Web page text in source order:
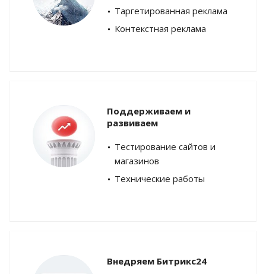
Таргетированная реклама
Контекстная реклама
Поддерживаем и
развиваем
Тестирование сайтов и
магазинов
Технические работы
Внедряем Битрикс24